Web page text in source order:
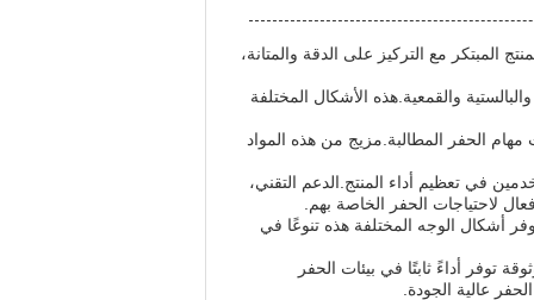
المبتكر مع التركيز على الدقة والمتانة،
والقمعية.هذه الأشكال المختلفة
مهام الحفر المطالبة.مزيج من هذه المواد
في تعظيم أداء المنتج.الدعم التقني،
لاحتياجات الحفر الخاصة بهم.
أشكال الوجه المختلفة هذه تنوعًا في
توفر أداءً ثابتًا في بيئات الحفر
عالية الجودة.